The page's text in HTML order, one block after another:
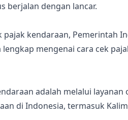
berjalan dengan lancar.
kendaraan, Pemerintah
mengenai cara cek
adalah melalui
di Indonesia, termasuk